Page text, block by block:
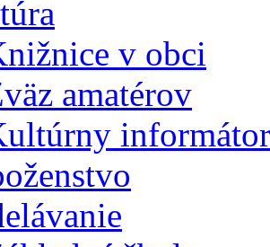
v obci
amatérov
informátor